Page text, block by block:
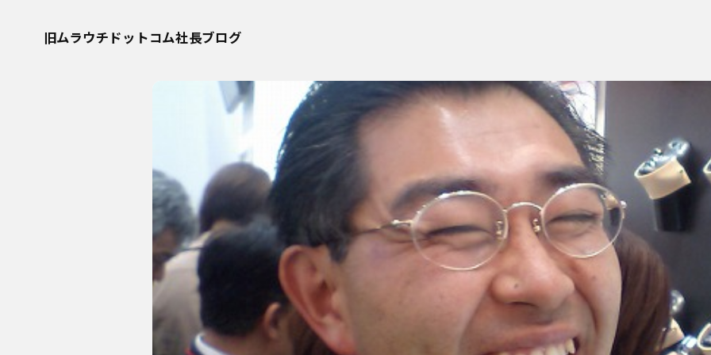
旧ムラウチドットコム社長ブログ